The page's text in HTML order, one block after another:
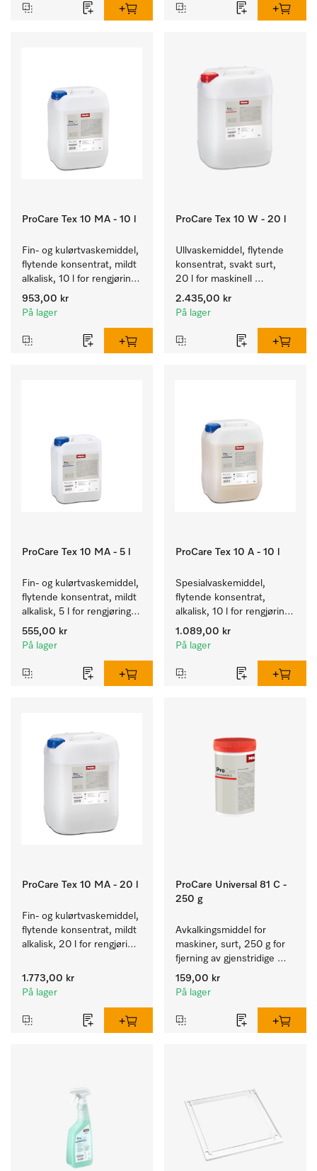
ProCare Tex 10 MA - 10 l
Fin- og kulørtvaskemiddel,
flytende konsentrat, mildt
alkalisk, 10 l for rengjøring
av kulørte og ømfintlige
tekstiler.
953,00 kr
På lager
ProCare Tex 10 W - 20 l
Ullvaskemiddel, flytende
konsentrat, svakt surt,
20 l for maskinell
rengjøring av ull.
2.435,00 kr
På lager
ProCare Tex 10 MA - 5 l
Fin- og kulørtvaskemiddel,
flytende konsentrat, mildt
alkalisk, 5 l for rengjøring
av kulørte og ømfintlige
tekstiler.
555,00 kr
På lager
ProCare Tex 10 A - 10 l
Spesialvaskemiddel,
flytende konsentrat,
alkalisk, 10 l for rengjøring
av hvite tekstiler og
fargeekte, kulørte tekstiler.
1.089,00 kr
På lager
ProCare Tex 10 MA - 20 l
Fin- og kulørtvaskemiddel,
flytende konsentrat, mildt
alkalisk, 20 l for rengjøring
tekstiler.
1.773,00 kr
På lager
ProCare Universal 81 C -
250 g
Avkalkingsmiddel for
maskiner, surt, 250 g for
fjerning av gjenstridige
kalkavleiringer.
159,00 kr
På lager